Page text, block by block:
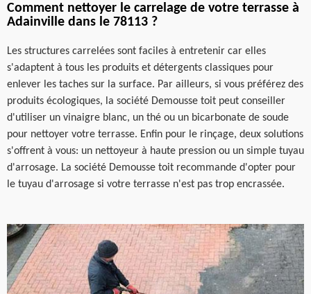
Comment nettoyer le carrelage de votre terrasse à
Adainville dans le 78113 ?
Les structures carrelées sont faciles à entretenir car elles
s'adaptent à tous les produits et détergents classiques pour
enlever les taches sur la surface. Par ailleurs, si vous préférez des
produits écologiques, la société Demousse toit peut conseiller
d'utiliser un vinaigre blanc, un thé ou un bicarbonate de soude
pour nettoyer votre terrasse. Enfin pour le rinçage, deux solutions
s'offrent à vous: un nettoyeur à haute pression ou un simple tuyau
d'arrosage. La société Demousse toit recommande d'opter pour
le tuyau d'arrosage si votre terrasse n'est pas trop encrassée.